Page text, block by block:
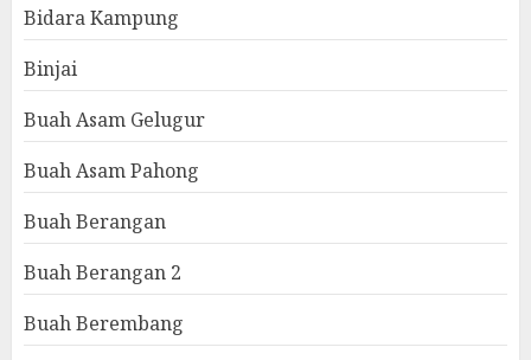
Bidara Kampung
Binjai
Buah Asam Gelugur
Buah Asam Pahong
Buah Berangan
Buah Berangan 2
Buah Berembang